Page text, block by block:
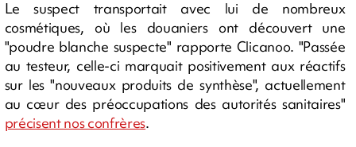
Le suspect transportait avec lui de nombreux
cosmétiques, où les douaniers ont découvert une
"poudre blanche suspecte" rapporte Clicanoo. "Passée
au testeur, celle-ci marquait positivement aux réactifs
sur les "nouveaux produits de synthèse", actuellement
au cœur des préoccupations des autorités sanitaires"
précisent nos confrères.